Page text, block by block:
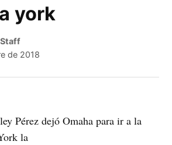
york
de 2018
Pérez dejó Omaha para ir a la
la